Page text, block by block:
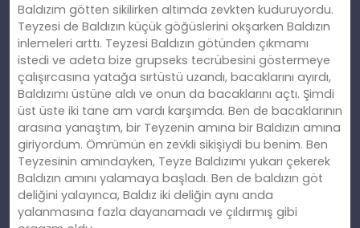
Baldızım götten sikilirken altımda zevkten kuduruyordu.
Teyzesi de Baldızın küçük göğüslerini okşarken Baldızın
inlemeleri arttı. Teyzesi Baldızın götünden çıkmamı
istedi ve adeta bize grupseks tecrübesini göstermeye
çalışırcasına yatağa sırtüstü uzandı, bacaklarını ayırdı,
Baldızımı üstüne aldı ve onun da bacaklarını açtı. Şimdi
üst üste iki tane am vardı karşımda. Ben de bacaklarının
arasına yanaştım, bir Teyzenin amına bir Baldızın amına
giriyordum. Ömrümün en zevkli sikişiydi bu benim. Ben
Teyzesinin amındayken, Teyze Baldızımı yukarı çekerek
Baldızın amını yalamaya başladı. Ben de baldızın göt
deliğini yalayınca, Baldız iki deliğin aynı anda
yalanmasına fazla dayanamadı ve çıldırmış gibi